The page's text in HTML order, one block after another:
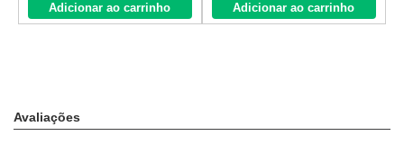
Adicionar ao carrinho Adicionar ao carrinho
Avaliações